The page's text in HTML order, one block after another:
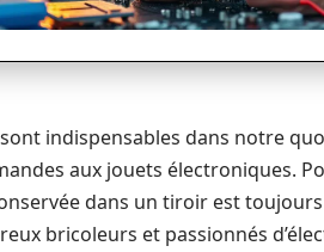
indispensables dans notre
aux jouets électroniques.
dans un tiroir est
bricoleurs et passionnés